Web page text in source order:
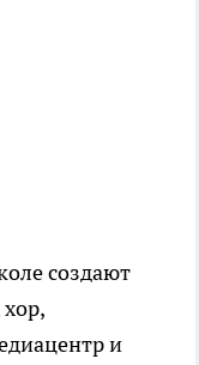
создают
и